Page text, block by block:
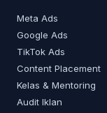
Meta Ads
Google Ads
TikTok Ads
Content Placement
Kelas & Mentoring
Audit Iklan